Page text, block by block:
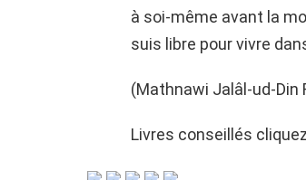
à soi-même avant la
suis libre pour vivre
(Mathnawi Jalâl-ud-Din
Livres conseillés